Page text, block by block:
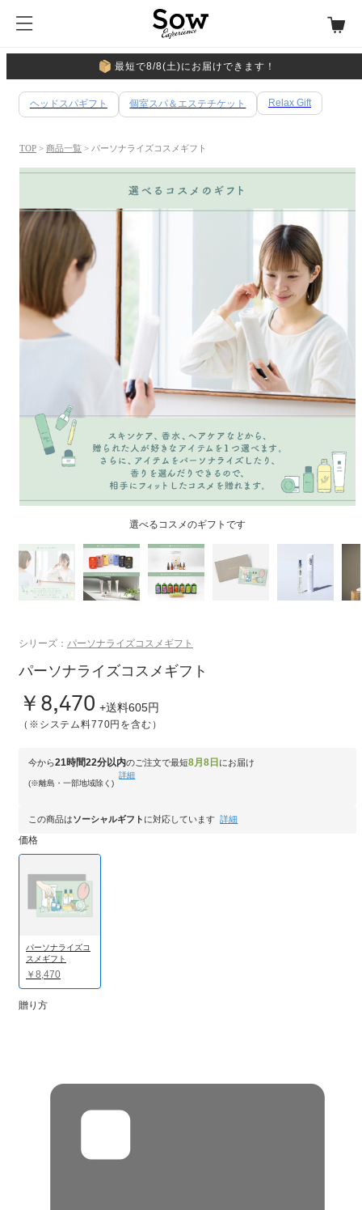
最短で8/8(土)にお届けできます！
ヘッドスパギフト 個室スパ＆エステチケット Relax Gift
TOP > 商品一覧 > パーソナライズコスメギフト
掲載アイテムの例
シリーズ： パーソナライズコスメギフト
パーソナライズコスメギフト
￥8,470 +送料605円
（※システム料770円を含む）
今から21時間22分以内のご注文で最短8月8日にお届け
(※離島・一部地域除く)
詳細
この商品はソーシャルギフト に対応しています 詳細
価格
パーソナライズコ
スメギフト
￥8,470
贈り方